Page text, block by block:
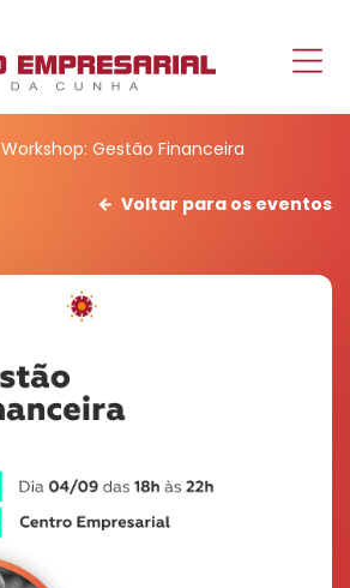
Workshop: Gestão Financeira
Voltar para os eventos